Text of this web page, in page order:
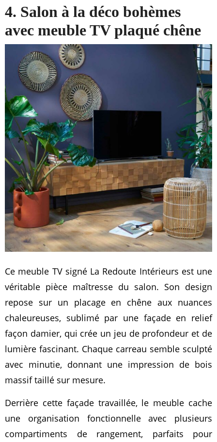
4. Salon à la déco bohèmes
avec meuble TV plaqué chêne
Ce meuble TV signé La Redoute Intérieurs est une
véritable pièce maîtresse du salon. Son design
repose sur un placage en chêne aux nuances
chaleureuses, sublimé par une façade en relief
façon damier, qui crée un jeu de profondeur et de
lumière fascinant. Chaque carreau semble sculpté
avec minutie, donnant une impression de bois
massif taillé sur mesure.
Derrière cette façade travaillée, le meuble cache
une organisation fonctionnelle avec plusieurs
compartiments de rangement, parfaits pour